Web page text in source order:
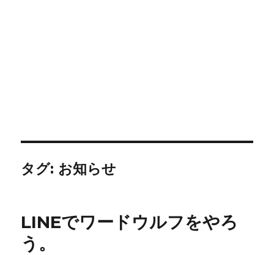
タグ: お知らせ
LINEでワードウルフをやろ
う。